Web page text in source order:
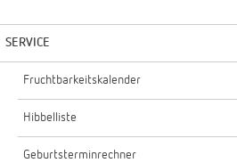
SERVICE
Fruchtbarkeitskalender
Hibbelliste
Geburtsterminrechner